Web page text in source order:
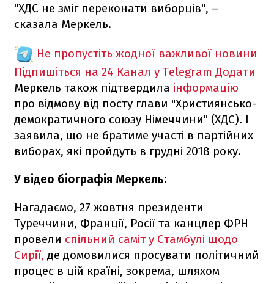
"ХДС не зміг переконати виборців", –
сказала Меркель.
Не пропустіть жодної важливої новини
Підпишіться на 24 Канал у Telegram Додати
Меркель також підтвердила інформацію
про відмову від посту глави "Християнсько-
демократичного союзу Німеччини" (ХДС). І
заявила, що не братиме участі в партійних
виборах, які пройдуть в грудні 2018 року.
У відео біографія Меркель:
Нагадаємо, 27 жовтня президенти
Туреччини, Франції, Росії та канцлер ФРН
провели спільний саміт у Стамбулі щодо
Сирії, де домовилися просувати політичний
процес в цій країні, зокрема, шляхом